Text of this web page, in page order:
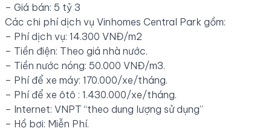
– Giá bán: 5 tỷ 3
Các chi phí dịch vụ Vinhomes Central Park gồm:
– Phí dịch vụ: 14.300 VNĐ/m2
– Tiền điện: Theo giá nhà nước.
– Tiền nước nóng: 50.000 VNĐ/m3.
– Phí để xe máy: 170.000/xe/tháng.
– Phí để xe ôtô : 1.430.000/xe/tháng.
– Internet: VNPT “theo dung lượng sử dụng”
– Hồ bơi: Miễn Phí.